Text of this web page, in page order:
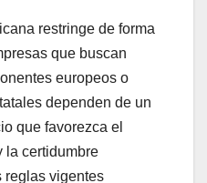
restringe de forma
que buscan
europeos o
dependen de un
que favorezca el
la certidumbre
reglas vigentes